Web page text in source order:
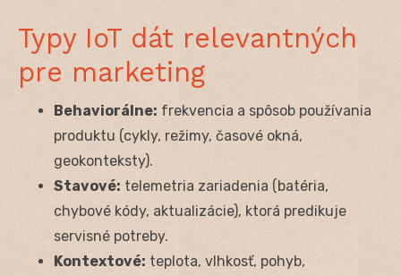
Typy IoT dát relevantných
pre marketing
Behaviorálne: frekvencia a spôsob používania
produktu (cykly, režimy, časové okná,
geokonteksty).
Stavové: telemetria zariadenia (batéria,
chybové kódy, aktualizácie), ktorá predikuje
servisné potreby.
Kontextové: teplota, vlhkosť, pohyb,